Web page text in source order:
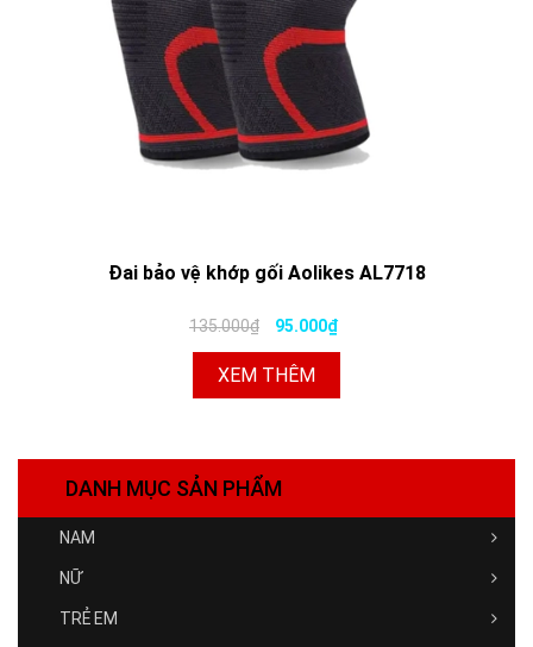
Đai bảo vệ khớp gối Aolikes AL7718
135.000₫ 95.000₫
XEM THÊM
DANH MỤC SẢN PHẨM
NAM
NỮ
TRẺ EM